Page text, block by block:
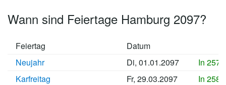
Wann sind Feiertage Hamburg 2097?
Feiertag
Datum
Neujahr
Di, 01.01.2097
In
Karfreitag
Fr, 29.03.2097
In